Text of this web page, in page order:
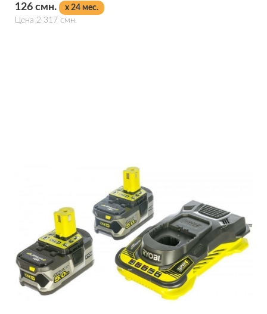
126 смн.
x 24 мес.
Цена 2 317 смн.